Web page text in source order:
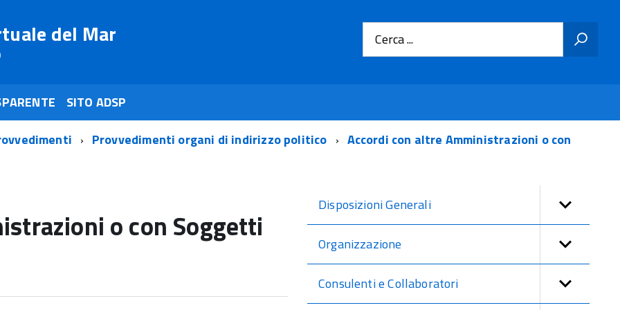
del Mar Cerca ...
SITO ADSP
Provvedimenti organi di indirizzo politico Accordi con altre Amministrazioni o con
o con Soggetti
Disposizioni Generali
Organizzazione
Consulenti e Collaboratori